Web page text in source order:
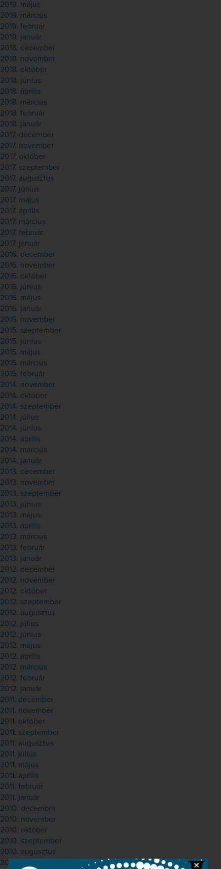
2019. május
2019. március
2019. február
2019. január
2018. december
2018. november
2018. október
2018. június
2018. április
2018. március
2018. február
2018. január
2017. december
2017. november
2017. október
2017. szeptember
2017. augusztus
2017. június
2017. május
2017. április
2017. március
2017. február
2017. január
2016. december
2016. november
2016. október
2016. június
2016. május
2016. január
2015. november
2015. szeptember
2015. június
2015. május
2015. március
2015. február
2014. november
2014. október
2014. szeptember
2014. július
2014. június
2014. április
2014. március
2014. január
2013. december
2013. november
2013. szeptember
2013. június
2013. május
2013. április
2013. március
2013. február
2013. január
2012. december
2012. november
2012. október
2012. szeptember
2012. augusztus
2012. július
2012. június
2012. május
2012. április
2012. március
2012. február
2012. január
2011. december
2011. november
2011. október
2011. szeptember
2011. augusztus
2011. július
2011. május
2011. április
2011. február
2011. január
2010. december
2010. november
2010. október
2010. szeptember
2010. augusztus
2010. július